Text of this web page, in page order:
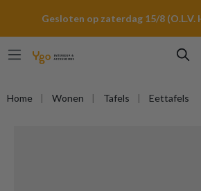
Gesloten op zaterdag 15/8 (O.L.V.
Home Wonen Tafels Eettafels